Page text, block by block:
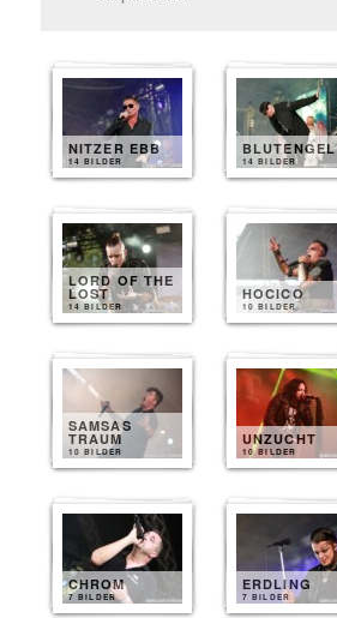
NITZER EBB
14 BILDER
BLUTENGEL
14 BILDER
LORD OF THE
LOST
14 BILDER
HOCICO
10 BILDER
SAMSAS
TRAUM
10 BILDER
UNZUCHT
10 BILDER
CHROM
7 BILDER
ERDLING
7 BILDER